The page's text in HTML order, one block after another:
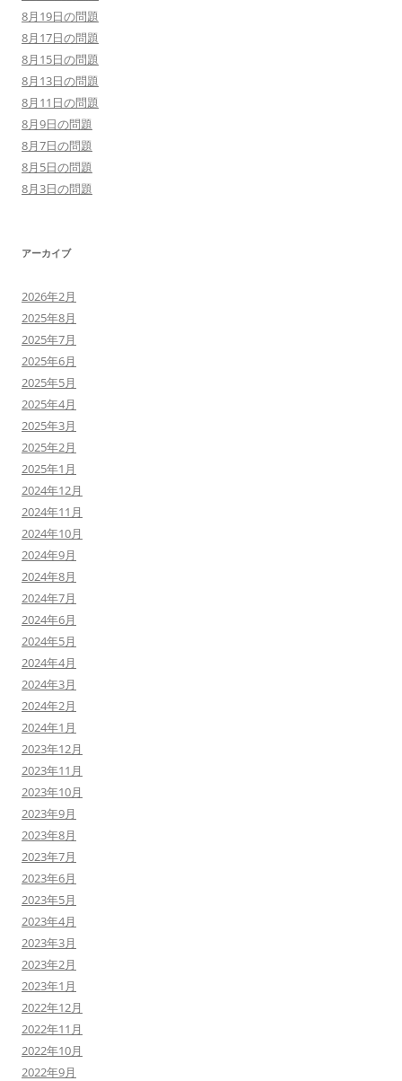
8月19日の問題
8月17日の問題
8月15日の問題
8月13日の問題
8月11日の問題
8月9日の問題
8月7日の問題
8月5日の問題
8月3日の問題
アーカイブ
2026年2月
2025年8月
2025年7月
2025年6月
2025年5月
2025年4月
2025年3月
2025年2月
2025年1月
2024年12月
2024年11月
2024年10月
2024年9月
2024年8月
2024年7月
2024年6月
2024年5月
2024年4月
2024年3月
2024年2月
2024年1月
2023年12月
2023年11月
2023年10月
2023年9月
2023年8月
2023年7月
2023年6月
2023年5月
2023年4月
2023年3月
2023年2月
2023年1月
2022年12月
2022年11月
2022年10月
2022年9月